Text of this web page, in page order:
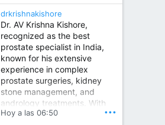
drkrishnakishore
Dr. AV Krishna Kishore,
recognized as the best
prostate specialist in India,
known for his extensive
experience in complex
prostate surgeries, kidney
stone management, and
andrology treatments. With
years of surgical practice and
Hoy a las 06:50 •••